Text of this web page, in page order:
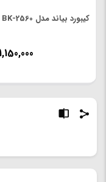
کیبورد بیاند مدل BK-2560